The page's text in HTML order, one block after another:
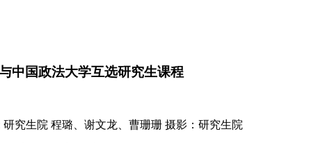
中国政法大学互选研究生课程
研究生院 程璐、谢文龙、曹珊珊 摄影：研究生院